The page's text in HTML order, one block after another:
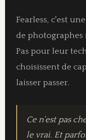
Fearless, c'est
de
Pas pour leur
choisissent de
laisser passer.
Ce n'est pas
le vrai. Et